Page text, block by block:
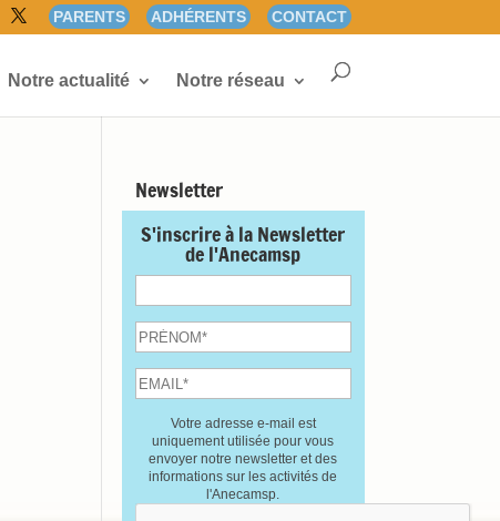
PARENTS ADHÉRENTS CONTACT
Notre actualité Notre réseau
Newsletter
S'inscrire à la Newsletter
de l'Anecamsp
Votre adresse e-mail est
uniquement utilisée pour vous
envoyer notre newsletter et des
informations sur les activités de
l'Anecamsp.